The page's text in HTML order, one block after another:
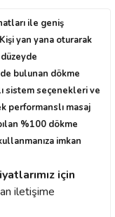
ile geniş
yan yana oturarak
bulunan dökme
sistem seçenekleri ve
performanslı masaj
%100 dökme
imkan
için
iletişime